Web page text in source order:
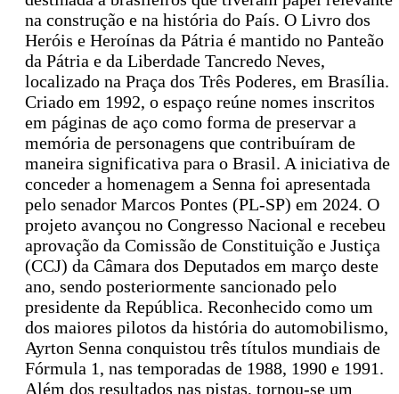
na construção e na história do País. O Livro dos
Heróis e Heroínas da Pátria é mantido no Panteão
da Pátria e da Liberdade Tancredo Neves,
localizado na Praça dos Três Poderes, em Brasília.
Criado em 1992, o espaço reúne nomes inscritos
em páginas de aço como forma de preservar a
memória de personagens que contribuíram de
maneira significativa para o Brasil. A iniciativa de
conceder a homenagem a Senna foi apresentada
pelo senador Marcos Pontes (PL-SP) em 2024. O
projeto avançou no Congresso Nacional e recebeu
aprovação da Comissão de Constituição e Justiça
(CCJ) da Câmara dos Deputados em março deste
ano, sendo posteriormente sancionado pelo
presidente da República. Reconhecido como um
dos maiores pilotos da história do automobilismo,
Ayrton Senna conquistou três títulos mundiais de
Fórmula 1, nas temporadas de 1988, 1990 e 1991.
Além dos resultados nas pistas, tornou-se um